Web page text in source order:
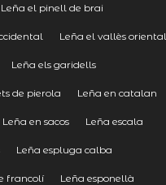
Leña el pinell de brai
Leña el vallès oriental
Leña els garidells
de pierola Leña en catalan
Leña en sacos Leña escala
Leña espluga calba
francolí Leña esponellà